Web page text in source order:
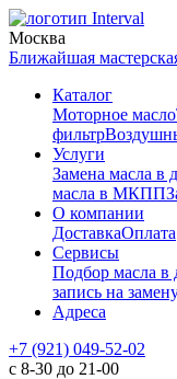
Москва
Ближайшая
Каталог
Моторное масло
фильтр
Услуги
Замена масла в
масла в МКПП
О компании
ДоставкаОплата
Сервисы
Подбор масла в
запись на
Адреса
+7 (921) 049-52-02
с 8-30 до 21-00